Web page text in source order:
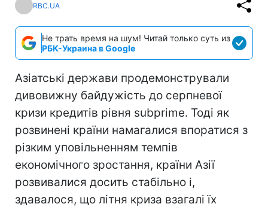
RBC.UA
Не трать время на шум! Читай только суть из
РБК-Украина в Google
Азіатські держави продемонстрували
дивовижну байдужість до серпневої
кризи кредитів рівня subprime. Тоді як
розвинені країни намагалися впоратися з
різким уповільненням темпів
економічного зростання, країни Азії
розвивалися досить стабільно і,
здавалося, що літня криза взагалі їх